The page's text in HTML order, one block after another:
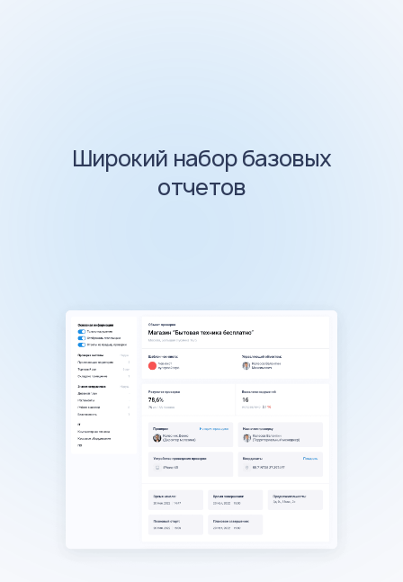
Широкий набор базовых
отчетов